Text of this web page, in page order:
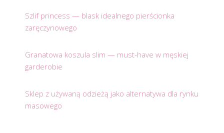
Szlif princess — blask idealnego pierścionka
zaręczynowego
Granatowa koszula slim — must-have w męskiej
garderobie
Sklep z używaną odzieżą jako alternatywa dla rynku
masowego